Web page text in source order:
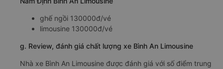
ghế ngồi 130000đ/vé
limousine 130000đ/vé
g. Review, đánh giá chất lượng xe Bình An Limousine
Nhà xe Bình An Limousine được đánh giá với số điểm trung